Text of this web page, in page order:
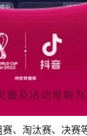
、淘汰赛、决赛